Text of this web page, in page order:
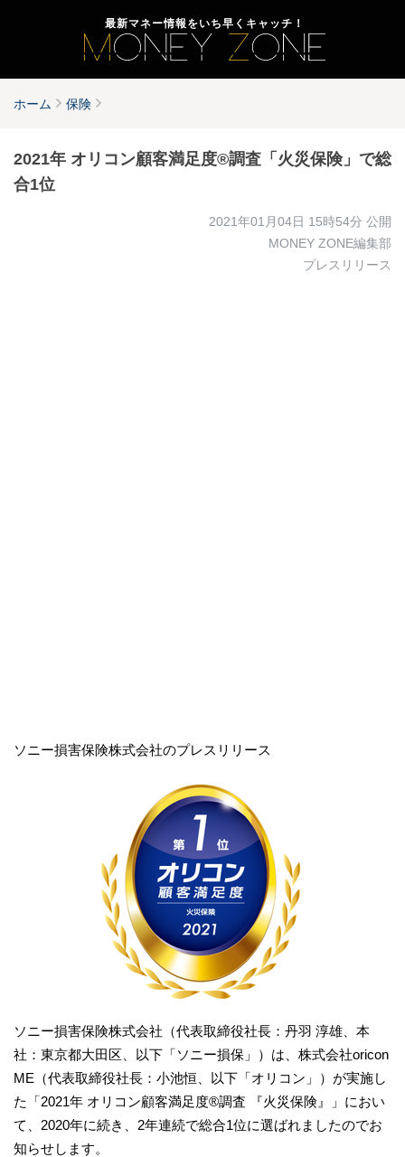
最新マネー情報をいち早くキャッチ！
ホーム 保険
2021年 オリコン顧客満足度®調査「火災保険」で総
合1位
2021年01月04日 15時54分 公開
MONEY ZONE編集部
プレスリリース
ソニー損害保険株式会社のプレスリリース
ソニー損害保険株式会社（代表取締役社長：丹羽 淳雄、本
社：東京都大田区、以下「ソニー損保」）は、株式会社oricon
ME（代表取締役社長：小池恒、以下「オリコン」）が実施し
た「2021年 オリコン顧客満足度®調査 『火災保険』」におい
て、2020年に続き、2年連続で総合1位に選ばれましたのでお
知らせします。